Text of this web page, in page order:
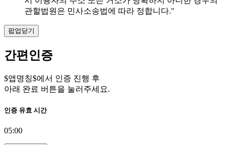
관할법원은 민사소송법에 따라 정합니다."
팝업닫기
간편인증
$앱명칭$에서 인증 진행 후
아래 완료 버튼을 눌러주세요.
인증 유효 시간
05:00